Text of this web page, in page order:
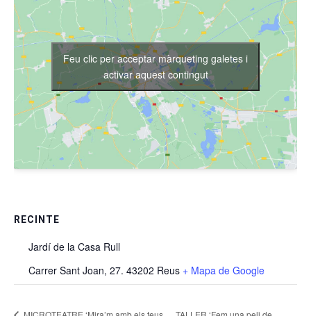
RECINTE
Jardí de la Casa Rull
Carrer Sant Joan, 27. 43202 Reus + Mapa de Google
Feu clic per acceptar màrqueting galetes i
activar aquest contingut